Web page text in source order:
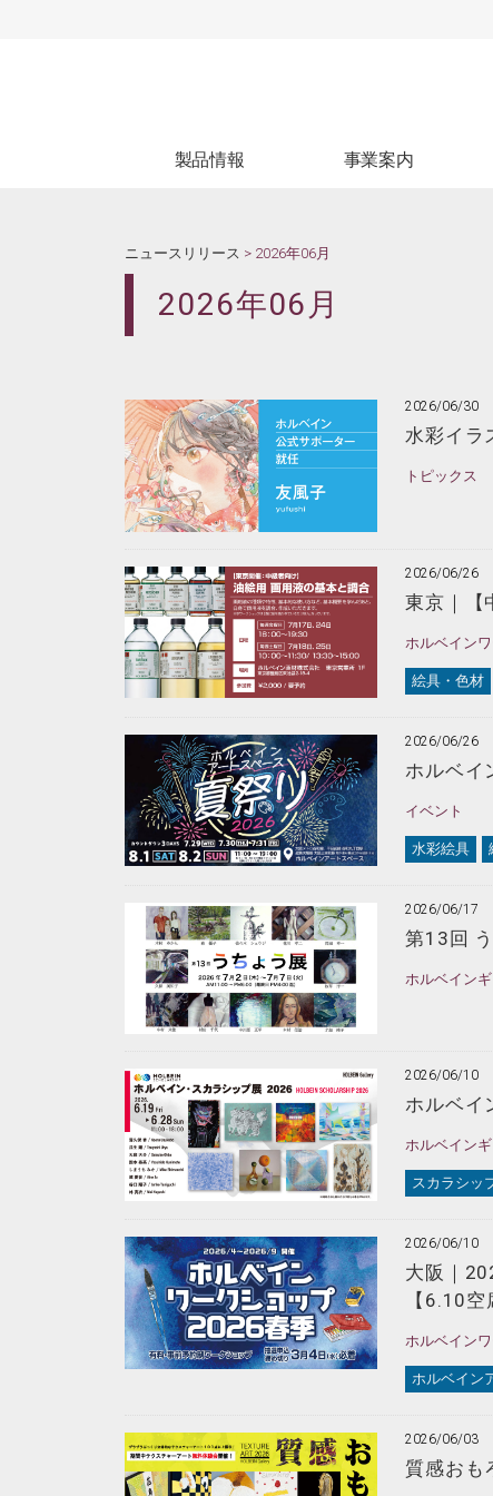
製品情報
WEBカタログ
事業案内
ニュースリリース > 2026年06月
2026年06月
2026/06/30
水彩イラ
トピックス
2026/06/26
東京｜【
ホルベイン
絵具・色材
2026/06/26
ホルベイ
イベント
水彩絵具
2026/06/17
第13回
ホルベイン
2026/06/10
ホルベイ
ホルベイン
スカラシッ
2026/06/10
大阪｜
【6.10空
ホルベイン
ホルベイン
2026/06/03
質感おも